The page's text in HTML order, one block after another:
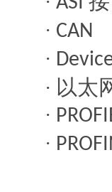
· CAN
·
· 以太
·
·